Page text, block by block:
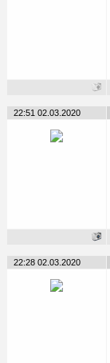
22:51 02.03.2020
22:28 02.03.2020